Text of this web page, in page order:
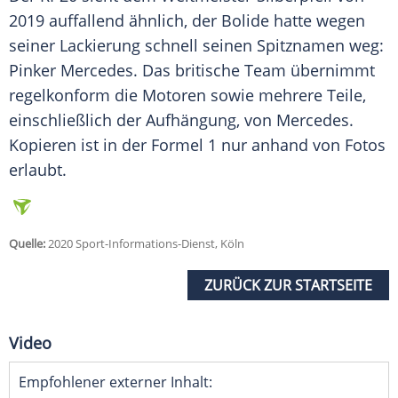
2019 auffallend ähnlich, der Bolide hatte wegen
seiner Lackierung schnell seinen Spitznamen weg:
Pinker Mercedes. Das britische Team übernimmt
regelkonform die Motoren sowie mehrere Teile,
einschließlich der Aufhängung, von Mercedes.
Kopieren ist in der Formel 1 nur anhand von Fotos
erlaubt.
Quelle:2020 Sport-Informations-Dienst, Köln
ZURÜCK ZUR STARTSEITE
Video
Empfohlener externer Inhalt: